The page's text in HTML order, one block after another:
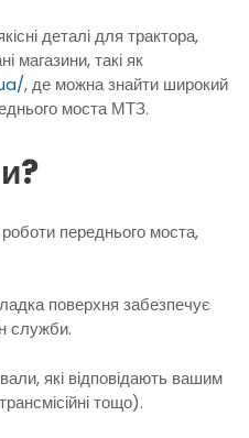
деталі для трактора,
магазини, такі як
, де можна знайти широкий
моста МТЗ.
переднього моста,
поверхня забезпечує
служби.
які відповідають вашим
тощо).